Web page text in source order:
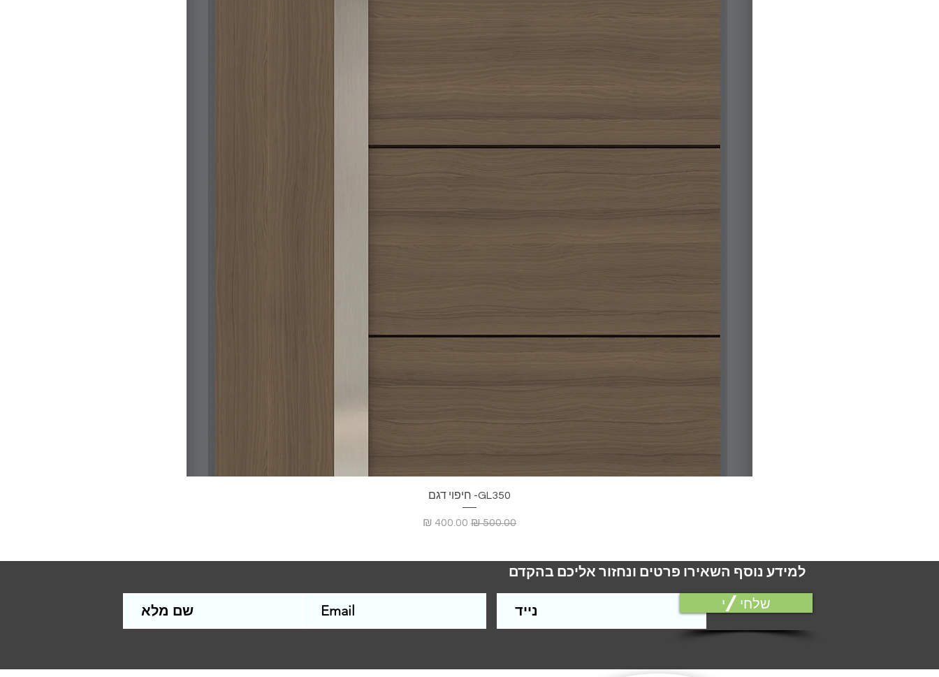
GL350- חיפוי דגם
מחיר רגיל מחיר מבצע
למידע נוסף השאירו פרטים ונחזור אליכם בהקדם
שלחי/י